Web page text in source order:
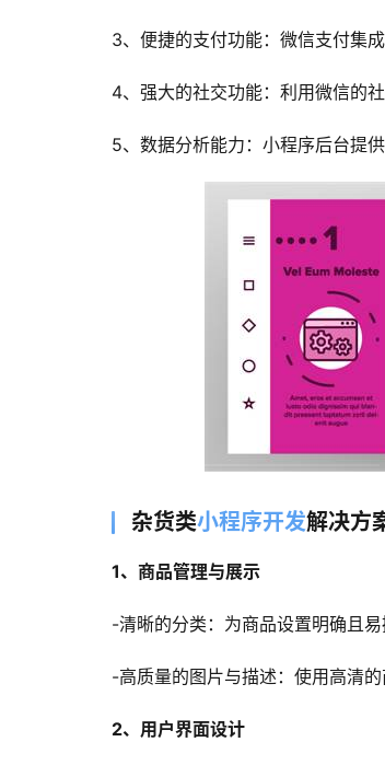
3、便捷的支付功能：微信支付集
4、强大的社交功能：利用微信的
5、数据分析能力：小程序后台提
杂货类小程序开发解决方
1、商品管理与展示
-清晰的分类：为商品设置明确且
-高质量的图片与描述：使用高清
2、用户界面设计